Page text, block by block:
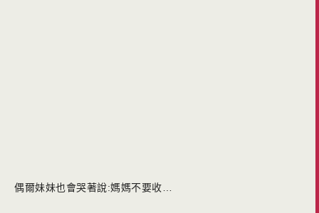
偶爾妹妹也會哭著說:媽媽不要收…